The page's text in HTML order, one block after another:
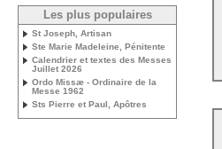
Les plus populaires
St Joseph, Artisan
Ste Marie Madeleine, Pénitente
Calendrier et textes des Messes
Juillet 2026
Ordo Missæ - Ordinaire de la
Messe 1962
Sts Pierre et Paul, Apôtres